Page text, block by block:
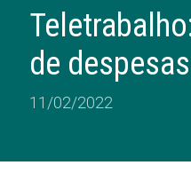
de despesas
11/02/2022